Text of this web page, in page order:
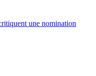
une nomination